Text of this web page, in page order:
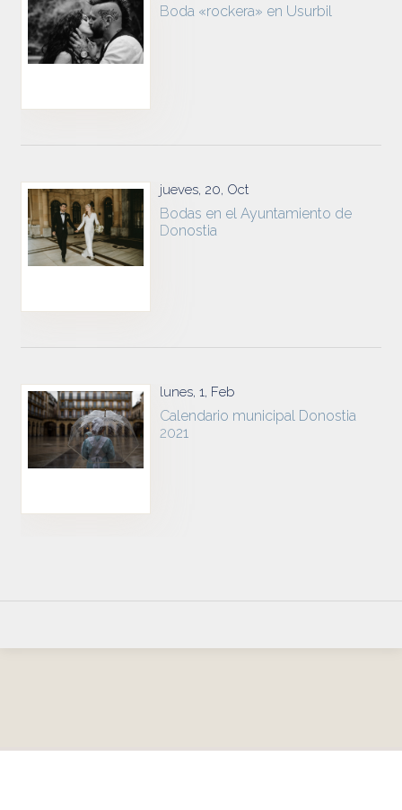
Boda «rockera» en Usurbil
jueves, 20, Oct
Bodas en el Ayuntamiento de
Donostia
lunes, 1, Feb
Calendario municipal Donostia
2021